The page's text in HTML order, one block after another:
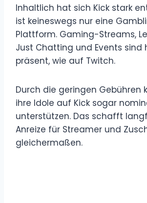
Inhaltlich hat sich Kick stark
ist keineswegs nur eine
Plattform. Gaming-Streams,
Just Chatting und Events sind
präsent, wie auf Twitch.
Durch die geringen Gebühren
ihre Idole auf Kick sogar
unterstützen. Das schafft
Anreize für Streamer und
gleichermaßen.